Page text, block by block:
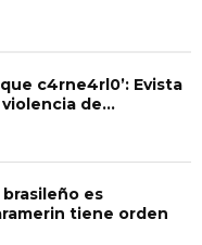
c4rne4rl0’: Evista
de...
es
tiene orden